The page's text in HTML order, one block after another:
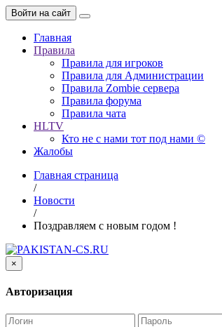
Войти на сайт
Главная
Правила
Правила для игроков
Правила для Администрации
Правила Zombie сервера
Правила форума
Правила чата
HLTV
Кто не с нами тот под нами ©
Жалобы
Главная страница
/
Новости
/
Поздравляем с новым годом !
×
Авторизация